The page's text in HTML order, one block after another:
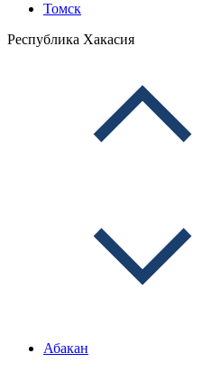
Томск
Республика Хакасия
Абакан